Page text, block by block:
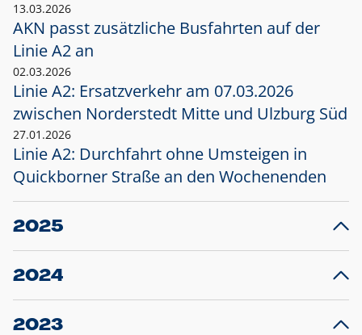
13.03.2026
AKN passt zusätzliche Busfahrten auf der
Linie A2 an
02.03.2026
Linie A2: Ersatzverkehr am 07.03.2026
zwischen Norderstedt Mitte und Ulzburg Süd
27.01.2026
Linie A2: Durchfahrt ohne Umsteigen in
Quickborner Straße an den Wochenenden
2025
23.12.2025
Projekt S5: Start der Bauarbeiten am
2024
10.12.2024
Großprojekt S5: Sperrung der Bahnstraße in
2023